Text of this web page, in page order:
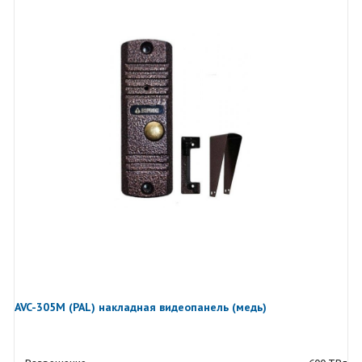
AVC-305M (PAL) накладная видеопанель (медь)